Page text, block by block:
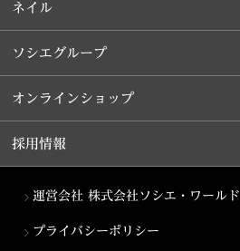
ネイル
ソシエグループ
オンラインショップ
採用情報
運営会社 株式会社ソシエ・ワールド
プライバシーポリシー